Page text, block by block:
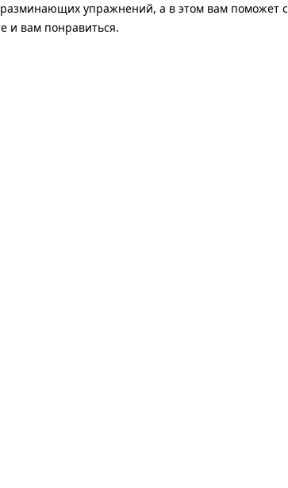
разминающих упражнений, а в этом вам поможет
и вам понравиться.